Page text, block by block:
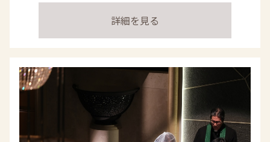
詳細を見る